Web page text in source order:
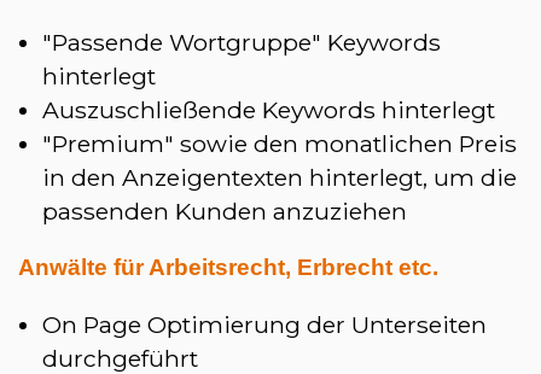
"Passende Wortgruppe" Keywords
hinterlegt
Auszuschließende Keywords hinterlegt
"Premium" sowie den monatlichen Preis
in den Anzeigentexten hinterlegt, um die
passenden Kunden anzuziehen
Anwälte für Arbeitsrecht, Erbrecht etc.
On Page Optimierung der Unterseiten
durchgeführt